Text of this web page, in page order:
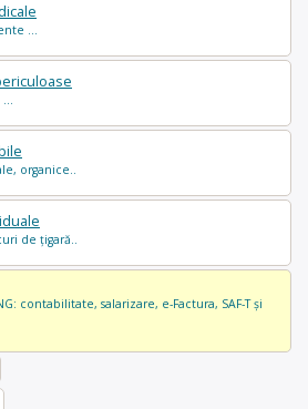
...
organice..
de țigară..
contabilitate, salarizare, e-Factura, SAF-T și